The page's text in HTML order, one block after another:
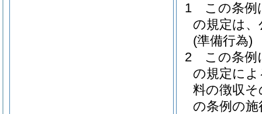
1
この条例
の規定は
(準備行為)
2
この条例
の規定に
料の徴収
の条例の